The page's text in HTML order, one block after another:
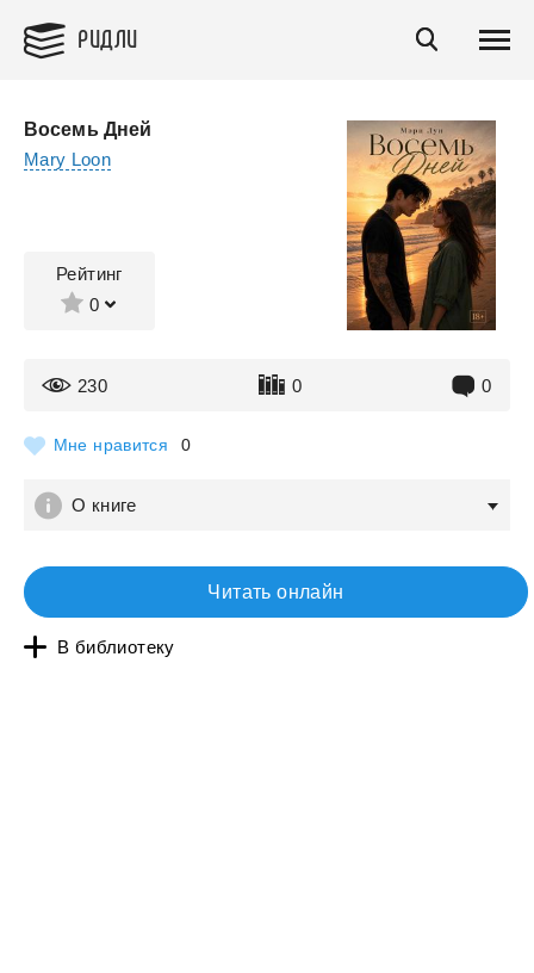
РИДЛИ
Восемь Дней
Mary Loon
Рейтинг
0
230 0 0
Мне нравится 0
О книге
Читать онлайн
В библиотеку